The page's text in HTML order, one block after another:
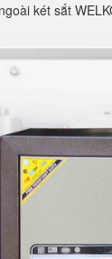
két sắt